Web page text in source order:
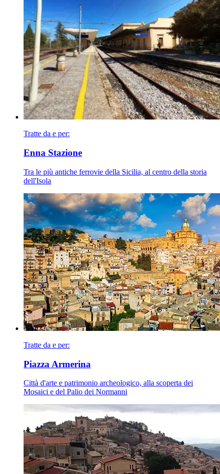
Tratte da e per:
Enna Stazione
Tra le più antiche ferrovie della Sicilia, al centro della storia
dell'Isola
Tratte da e per:
Piazza Armerina
Città d'arte e patrimonio archeologico, alla scoperta dei
Mosaici e del Palio dei Normanni